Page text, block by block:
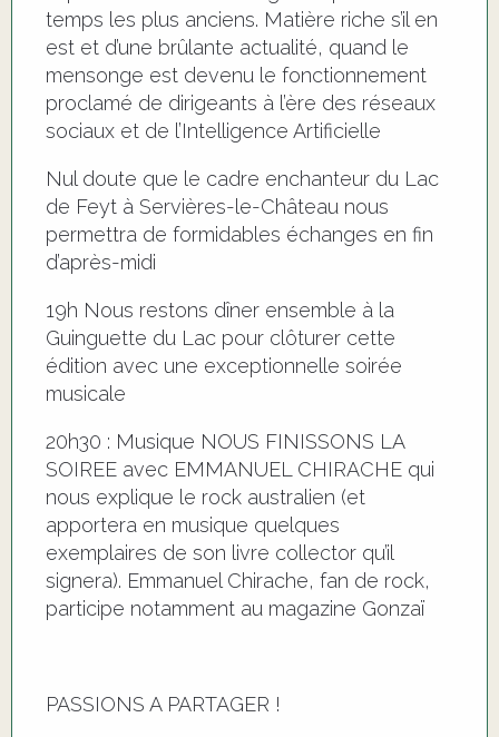
temps les plus anciens. Matière riche s’il en
est et d’une brûlante actualité, quand le
mensonge est devenu le fonctionnement
proclamé de dirigeants à l’ère des réseaux
sociaux et de l’Intelligence Artificielle
Nul doute que le cadre enchanteur du Lac
de Feyt à Servières-le-Château nous
permettra de formidables échanges en fin
d’après-midi
19h Nous restons dîner ensemble à la
Guinguette du Lac pour clôturer cette
édition avec une exceptionnelle soirée
musicale
20h30 : Musique NOUS FINISSONS LA
SOIREE avec EMMANUEL CHIRACHE qui
nous explique le rock australien (et
apportera en musique quelques
exemplaires de son livre collector qu’il
signera). Emmanuel Chirache, fan de rock,
participe notamment au magazine Gonzaï
PASSIONS A PARTAGER !